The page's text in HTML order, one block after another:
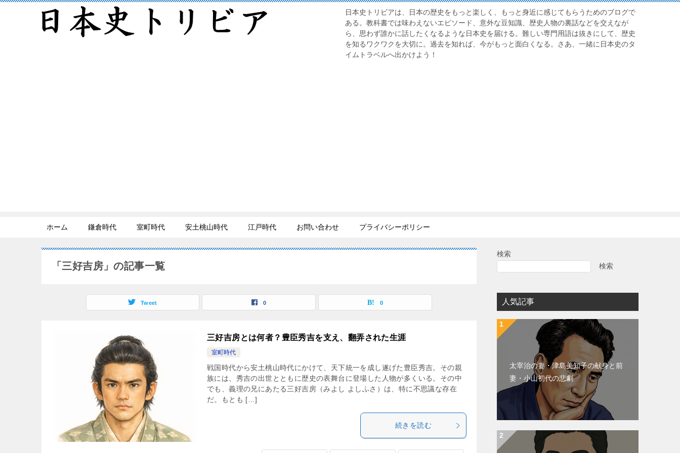
日本史トリビアは、日本の歴史をもっと楽しく、もっと身近に感じてもらうためのブログで
ある。教科書では味わえないエピソード、意外な豆知識、歴史人物の裏話などを交えなが
ら、思わず誰かに話したくなるような日本史を届ける。難しい専門用語は抜きにして、歴史
を知るワクワクを大切に。過去を知れば、今がもっと面白くなる。さあ、一緒に日本史のタ
イムトラベルへ出かけよう！
ホーム 鎌倉時代 室町時代 安土桃山時代 江戸時代 お問い合わせ プライバシーポリシー
「三好吉房」の記事一覧
Tweet 0 0
三好吉房とは何者？豊臣秀吉を支え、翻弄された生涯
室町時代
戦国時代から安土桃山時代にかけて、天下統一を成し遂げた豊臣秀吉。その親
族には、秀吉の出世とともに歴史の表舞台に登場した人物が多くいる。その中
でも、義理の兄にあたる三好吉房（みよし よしふさ）は、特に不思議な存在
だ。もとも […]
続きを読む
検索
検索
人気記事
太宰治の妻・津島美知子の献身と前
妻・小山初代の悲劇